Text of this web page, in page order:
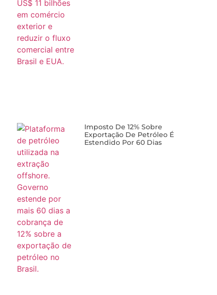
Imposto De 12% Sobre
Exportação De Petróleo É
Estendido Por 60 Dias